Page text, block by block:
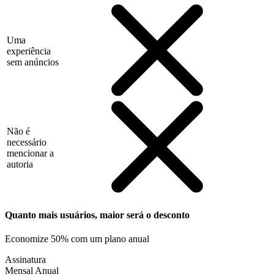
Uma
experiência
sem anúncios
Não é
necessário
mencionar a
autoria
Quanto mais usuários, maior será o desconto
Economize 50% com um plano anual
Assinatura
Mensal Anual